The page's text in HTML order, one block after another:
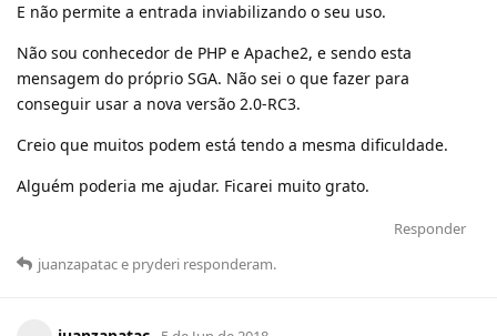
E não permite a entrada inviabilizando o seu uso.
Não sou conhecedor de PHP e Apache2, e sendo esta
mensagem do próprio SGA. Não sei o que fazer para
conseguir usar a nova versão 2.0-RC3.
Creio que muitos podem está tendo a mesma dificuldade.
Alguém poderia me ajudar. Ficarei muito grato.
Responder
juanzapatace pryderi responderam.